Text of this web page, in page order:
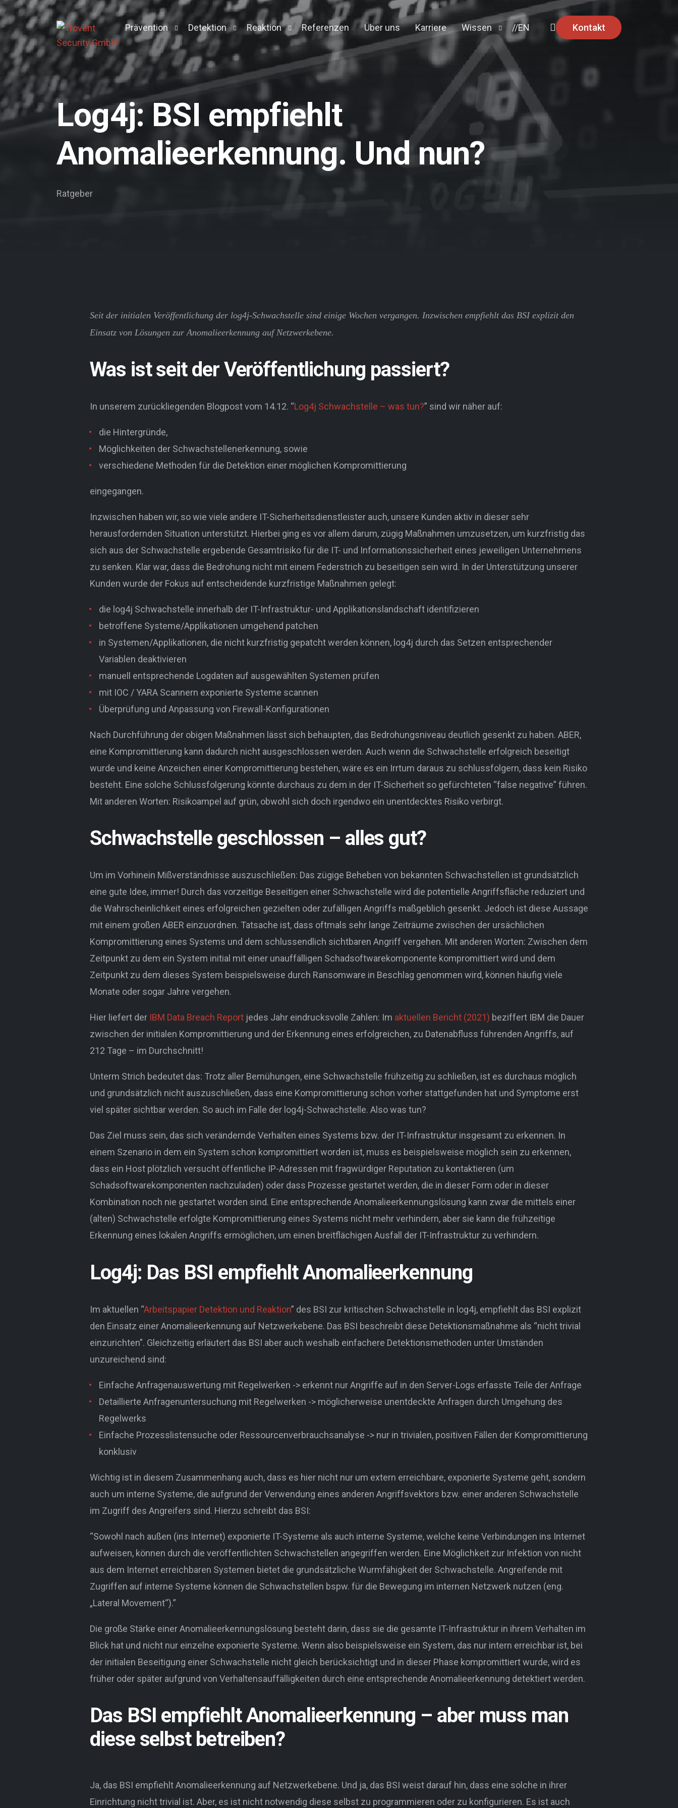
Prävention
Pentesting
Active Directory Pentest
Breach & Attack Simulation
Vulnerability Management
Darkweb-Screening
Log-Management
Detektion
Managed Detection and Response
Context Engine
Reaktion
Forensic Appliance
Referenzen Über uns Karriere Wissen
Ratgeber
News
Security Advisories
//EN Kontakt
Log4j: BSI empfiehlt
Anomalieerkennung. Und nun?
Ratgeber
Seit der initialen Veröffentlichung der log4j-Schwachstelle sind einige Wochen vergangen. Inzwischen empfiehlt das BSI explizit den
Einsatz von Lösungen zur Anomalieerkennung auf Netzwerkebene.
Was ist seit der Veröffentlichung passiert?
In unserem zurückliegenden Blogpost vom 14.12. “Log4j Schwachstelle – was tun?” sind wir näher auf:
die Hintergründe,
Möglichkeiten der Schwachstellenerkennung, sowie
verschiedene Methoden für die Detektion einer möglichen Kompromittierung
eingegangen.
Inzwischen haben wir, so wie viele andere IT-Sicherheitsdienstleister auch, unsere Kunden aktiv in dieser sehr
herausfordernden Situation unterstützt. Hierbei ging es vor allem darum, zügig Maßnahmen umzusetzen, um kurzfristig das
sich aus der Schwachstelle ergebende Gesamtrisiko für die IT- und Informationssicherheit eines jeweiligen Unternehmens
zu senken. Klar war, dass die Bedrohung nicht mit einem Federstrich zu beseitigen sein wird. In der Unterstützung unserer
Kunden wurde der Fokus auf entscheidende kurzfristige Maßnahmen gelegt:
die log4j Schwachstelle innerhalb der IT-Infrastruktur- und Applikationslandschaft identifizieren
betroffene Systeme/Applikationen umgehend patchen
in Systemen/Applikationen, die nicht kurzfristig gepatcht werden können, log4j durch das Setzen entsprechender
Variablen deaktivieren
manuell entsprechende Logdaten auf ausgewählten Systemen prüfen
mit IOC / YARA Scannern exponierte Systeme scannen
Überprüfung und Anpassung von Firewall-Konfigurationen
Nach Durchführung der obigen Maßnahmen lässt sich behaupten, das Bedrohungsniveau deutlich gesenkt zu haben. ABER,
eine Kompromittierung kann dadurch nicht ausgeschlossen werden. Auch wenn die Schwachstelle erfolgreich beseitigt
wurde und keine Anzeichen einer Kompromittierung bestehen, wäre es ein Irrtum daraus zu schlussfolgern, dass kein Risiko
besteht. Eine solche Schlussfolgerung könnte durchaus zu dem in der IT-Sicherheit so gefürchteten “false negative” führen.
Mit anderen Worten: Risikoampel auf grün, obwohl sich doch irgendwo ein unentdecktes Risiko verbirgt.
Schwachstelle geschlossen – alles gut?
Um im Vorhinein Mißverständnisse auszuschließen: Das zügige Beheben von bekannten Schwachstellen ist grundsätzlich
eine gute Idee, immer! Durch das vorzeitige Beseitigen einer Schwachstelle wird die potentielle Angriffsfläche reduziert und
die Wahrscheinlichkeit eines erfolgreichen gezielten oder zufälligen Angriffs maßgeblich gesenkt. Jedoch ist diese Aussage
mit einem großen ABER einzuordnen. Tatsache ist, dass oftmals sehr lange Zeiträume zwischen der ursächlichen
Kompromittierung eines Systems und dem schlussendlich sichtbaren Angriff vergehen. Mit anderen Worten: Zwischen dem
Zeitpunkt zu dem ein System initial mit einer unauffälligen Schadsoftwarekomponente kompromittiert wird und dem
Zeitpunkt zu dem dieses System beispielsweise durch Ransomware in Beschlag genommen wird, können häufig viele
Monate oder sogar Jahre vergehen.
Hier liefert der IBM Data Breach Report jedes Jahr eindrucksvolle Zahlen: Im aktuellen Bericht (2021) beziffert IBM die Dauer
zwischen der initialen Kompromittierung und der Erkennung eines erfolgreichen, zu Datenabfluss führenden Angriffs, auf
212 Tage – im Durchschnitt!
Unterm Strich bedeutet das: Trotz aller Bemühungen, eine Schwachstelle frühzeitig zu schließen, ist es durchaus möglich
und grundsätzlich nicht auszuschließen, dass eine Kompromittierung schon vorher stattgefunden hat und Symptome erst
viel später sichtbar werden. So auch im Falle der log4j-Schwachstelle. Also was tun?
Das Ziel muss sein, das sich verändernde Verhalten eines Systems bzw. der IT-Infrastruktur insgesamt zu erkennen. In
einem Szenario in dem ein System schon kompromittiert worden ist, muss es beispielsweise möglich sein zu erkennen,
dass ein Host plötzlich versucht öffentliche IP-Adressen mit fragwürdiger Reputation zu kontaktieren (um
Schadsoftwarekomponenten nachzuladen) oder dass Prozesse gestartet werden, die in dieser Form oder in dieser
Kombination noch nie gestartet worden sind. Eine entsprechende Anomalieerkennungslösung kann zwar die mittels einer
(alten) Schwachstelle erfolgte Kompromittierung eines Systems nicht mehr verhindern, aber sie kann die frühzeitige
Erkennung eines lokalen Angriffs ermöglichen, um einen breitflächigen Ausfall der IT-Infrastruktur zu verhindern.
Log4j: Das BSI empfiehlt Anomalieerkennung
Im aktuellen “Arbeitspapier Detektion und Reaktion” des BSI zur kritischen Schwachstelle in log4j, empfiehlt das BSI explizit
den Einsatz einer Anomalieerkennung auf Netzwerkebene. Das BSI beschreibt diese Detektionsmaßnahme als “nicht trivial
einzurichten”. Gleichzeitig erläutert das BSI aber auch weshalb einfachere Detektionsmethoden unter Umständen
unzureichend sind:
Einfache Anfragenauswertung mit Regelwerken -> erkennt nur Angriffe auf in den Server-Logs erfasste Teile der Anfrage
Detaillierte Anfragenuntersuchung mit Regelwerken -> möglicherweise unentdeckte Anfragen durch Umgehung des
Regelwerks
Einfache Prozesslistensuche oder Ressourcenverbrauchsanalyse -> nur in trivialen, positiven Fällen der Kompromittierung
konklusiv
Wichtig ist in diesem Zusammenhang auch, dass es hier nicht nur um extern erreichbare, exponierte Systeme geht, sondern
auch um interne Systeme, die aufgrund der Verwendung eines anderen Angriffsvektors bzw. einer anderen Schwachstelle
im Zugriff des Angreifers sind. Hierzu schreibt das BSI:
“Sowohl nach außen (ins Internet) exponierte IT-Systeme als auch interne Systeme, welche keine Verbindungen ins Internet
aufweisen, können durch die veröffentlichten Schwachstellen angegriffen werden. Eine Möglichkeit zur Infektion von nicht
aus dem Internet erreichbaren Systemen bietet die grundsätzliche Wurmfähigkeit der Schwachstelle. Angreifende mit
Zugriffen auf interne Systeme können die Schwachstellen bspw. für die Bewegung im internen Netzwerk nutzen (eng.
„Lateral Movement“).”
Die große Stärke einer Anomalieerkennungslösung besteht darin, dass sie die gesamte IT-Infrastruktur in ihrem Verhalten im
Blick hat und nicht nur einzelne exponierte Systeme. Wenn also beispielsweise ein System, das nur intern erreichbar ist, bei
der initialen Beseitigung einer Schwachstelle nicht gleich berücksichtigt und in dieser Phase kompromittiert wurde, wird es
früher oder später aufgrund von Verhaltensauffälligkeiten durch eine entsprechende Anomalieerkennung detektiert werden.
Das BSI empfiehlt Anomalieerkennung – aber muss man
diese selbst betreiben?
Ja, das BSI empfiehlt Anomalieerkennung auf Netzwerkebene. Und ja, das BSI weist darauf hin, dass eine solche in ihrer
Einrichtung nicht trivial ist. Aber, es ist nicht notwendig diese selbst zu programmieren oder zu konfigurieren. Es ist auch